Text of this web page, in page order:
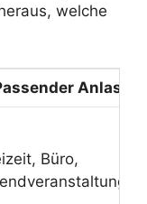
welche
Anlass
Büro,